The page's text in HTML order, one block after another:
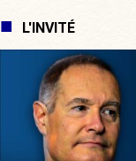
L'INVITÉ